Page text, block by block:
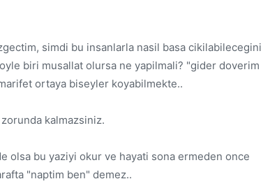
simdi bu insanlarla nasil basa cikilabilecegini
biri musallat olursa ne yapilmali? "gider doverim
ortaya biseyler koyabilmekte..
kalmazsiniz.
olsa bu yaziyi okur ve hayati sona ermeden once
"naptim ben" demez..